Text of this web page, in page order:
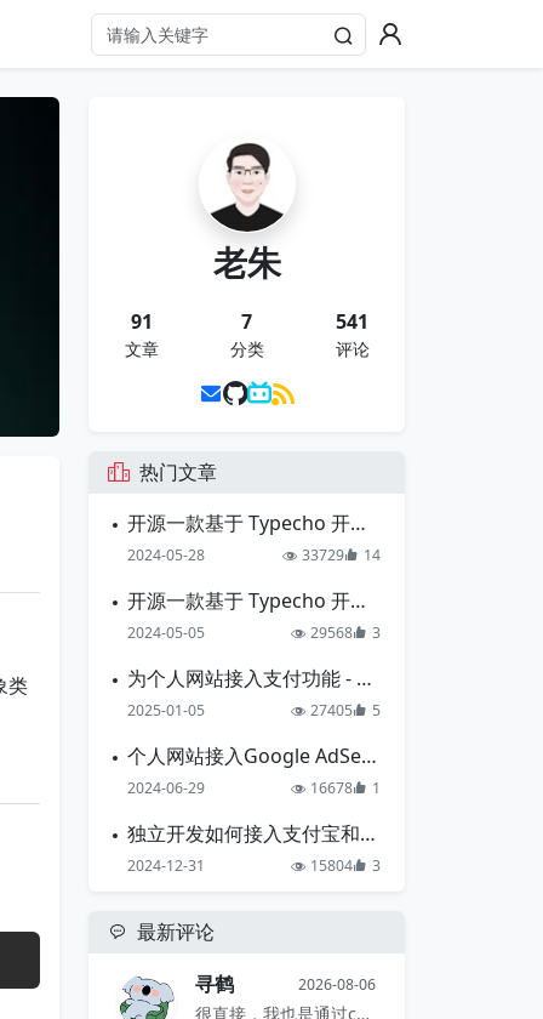
类
老朱
91
文章
7
分类
541
评论
热门文章
开源一款基于 Typecho 开发的博客主题
2024-05-28 33729 14
开源一款基于 Typecho 开发的导航主题
2024-05-05 29568 3
为个人网站接入支付功能 - 支付宝准备篇
2025-01-05 27405 5
个人网站接入Google AdSense的一点心得
2024-06-29 16678 1
独立开发如何接入支付宝和微信支付
2024-12-31 15804 3
最新评论
寻鹤
2026-08-06
很直接，我也是通过comments...